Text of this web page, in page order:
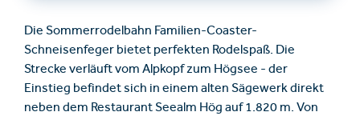
Deutsch
+43/5476/6239
info@serfaus-fiss-ladis.at
Die Sommerrodelbahn Familien-Coaster-
Schneisenfeger bietet perfekten Rodelspaß. Die
Strecke verläuft vom Alpkopf zum Högsee - der
Einstieg befindet sich in einem alten Sägewerk direkt
neben dem Restaurant Seealm Hög auf 1.820 m. Von